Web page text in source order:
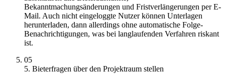
Bekanntmachungsänderungen und Fristverlängerungen per E-
Mail. Auch nicht eingeloggte Nutzer können Unterlagen
herunterladen, dann allerdings ohne automatische Folge-
Benachrichtigungen, was bei langlaufenden Verfahren riskant
ist.
05
5. Bieterfragen über den Projektraum stellen